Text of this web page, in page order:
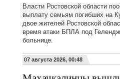
Власти Ростовской области
выплату семьям погибших на
двое жителей Ростовской
время атаки БПЛА под
больнице.
07 августа 2026, 00:48